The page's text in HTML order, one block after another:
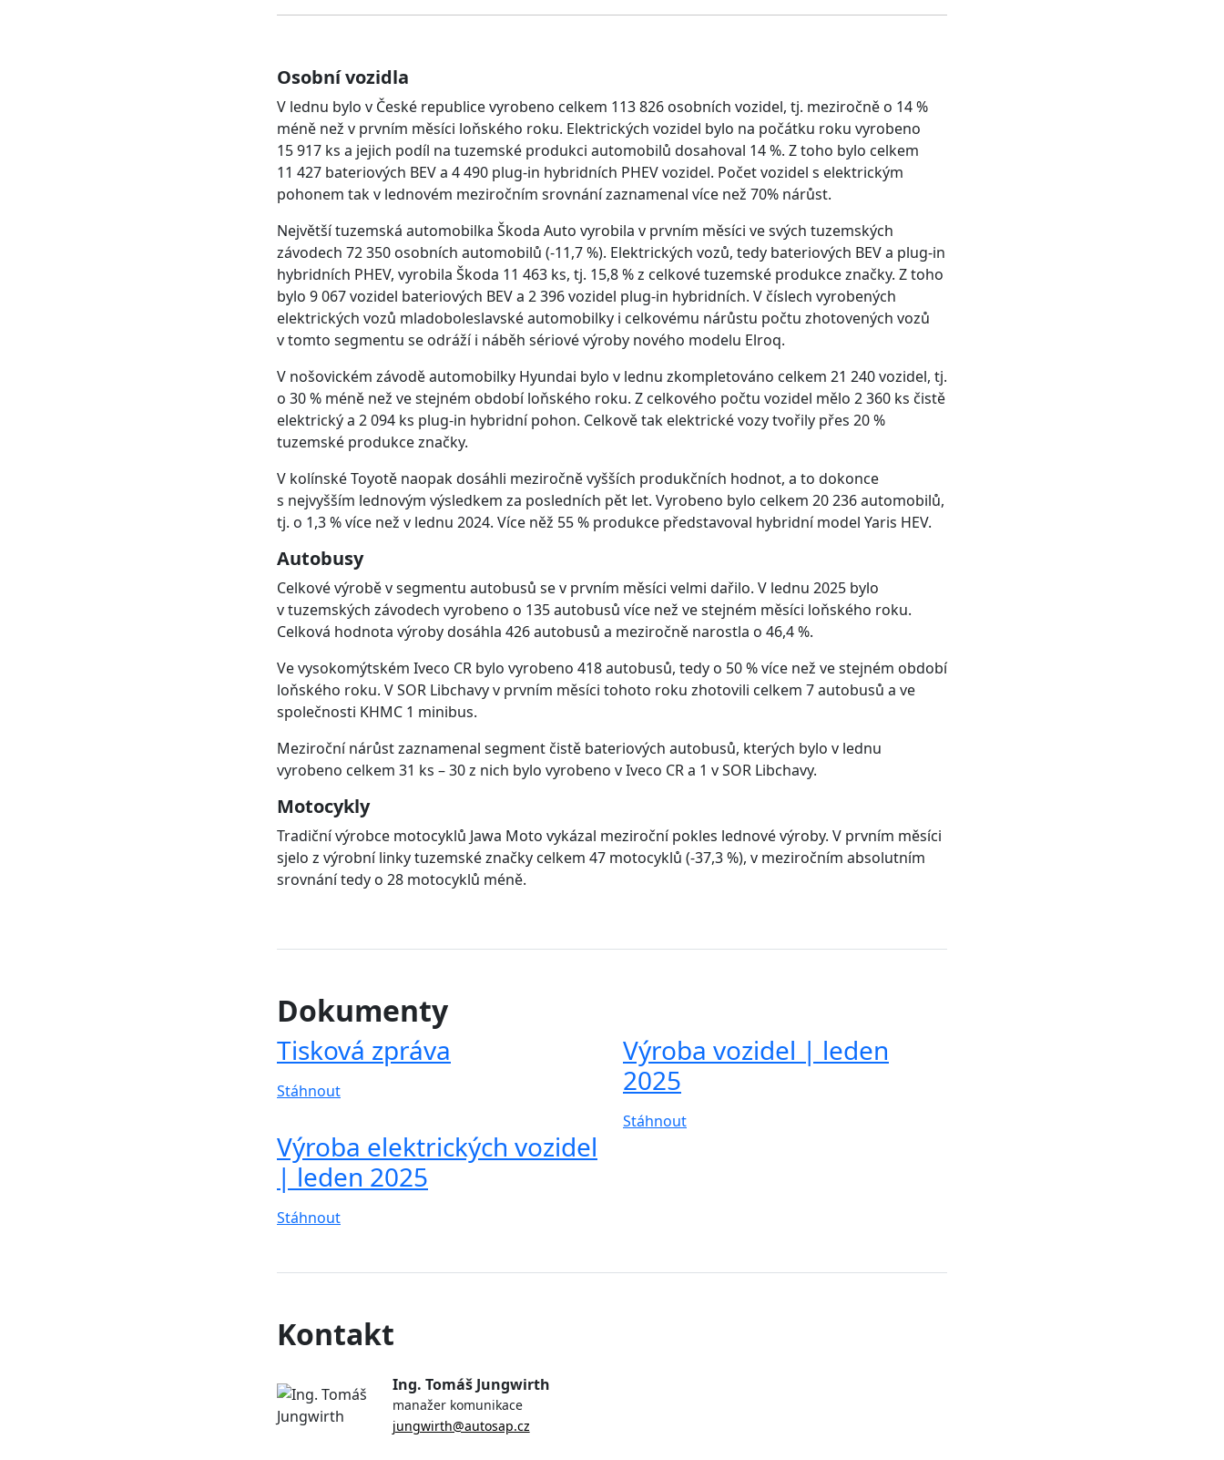
Osobní vozidla
V lednu bylo v České republice vyrobeno celkem 113 826 osobních vozidel, tj. meziročně o 14 %
méně než v prvním měsíci loňského roku. Elektrických vozidel bylo na počátku roku vyrobeno
15 917 ks a jejich podíl na tuzemské produkci automobilů dosahoval 14 %. Z toho bylo celkem
11 427 bateriových BEV a 4 490 plug-in hybridních PHEV vozidel. Počet vozidel s elektrickým
pohonem tak v lednovém meziročním srovnání zaznamenal více než 70% nárůst.
Největší tuzemská automobilka Škoda Auto vyrobila v prvním měsíci ve svých tuzemských
závodech 72 350 osobních automobilů (-11,7 %). Elektrických vozů, tedy bateriových BEV a plug-in
hybridních PHEV, vyrobila Škoda 11 463 ks, tj. 15,8 % z celkové tuzemské produkce značky. Z toho
bylo 9 067 vozidel bateriových BEV a 2 396 vozidel plug-in hybridních. V číslech vyrobených
elektrických vozů mladoboleslavské automobilky i celkovému nárůstu počtu zhotovených vozů
v tomto segmentu se odráží i náběh sériové výroby nového modelu Elroq.
V nošovickém závodě automobilky Hyundai bylo v lednu zkompletováno celkem 21 240 vozidel, tj.
o 30 % méně než ve stejném období loňského roku. Z celkového počtu vozidel mělo 2 360 ks čistě
elektrický a 2 094 ks plug-in hybridní pohon. Celkově tak elektrické vozy tvořily přes 20 %
tuzemské produkce značky.
V kolínské Toyotě naopak dosáhli meziročně vyšších produkčních hodnot, a to dokonce
s nejvyšším lednovým výsledkem za posledních pět let. Vyrobeno bylo celkem 20 236 automobilů,
tj. o 1,3 % více než v lednu 2024. Více něž 55 % produkce představoval hybridní model Yaris HEV.
Autobusy
Celkové výrobě v segmentu autobusů se v prvním měsíci velmi dařilo. V lednu 2025 bylo
v tuzemských závodech vyrobeno o 135 autobusů více než ve stejném měsíci loňského roku.
Celková hodnota výroby dosáhla 426 autobusů a meziročně narostla o 46,4 %.
Ve vysokomýtském Iveco CR bylo vyrobeno 418 autobusů, tedy o 50 % více než ve stejném období
loňského roku. V SOR Libchavy v prvním měsíci tohoto roku zhotovili celkem 7 autobusů a ve
společnosti KHMC 1 minibus.
Meziroční nárůst zaznamenal segment čistě bateriových autobusů, kterých bylo v lednu
vyrobeno celkem 31 ks – 30 z nich bylo vyrobeno v Iveco CR a 1 v SOR Libchavy.
Motocykly
Tradiční výrobce motocyklů Jawa Moto vykázal meziroční pokles lednové výroby. V prvním měsíci
sjelo z výrobní linky tuzemské značky celkem 47 motocyklů (-37,3 %), v meziročním absolutním
srovnání tedy o 28 motocyklů méně.
Dokumenty
Tisková zpráva
Stáhnout
Výroba vozidel | leden
2025
Stáhnout
Výroba elektrických vozidel
| leden 2025
Stáhnout
Kontakt
Ing. Tomáš Jungwirth
manažer komunikace
jungwirth@autosap.cz